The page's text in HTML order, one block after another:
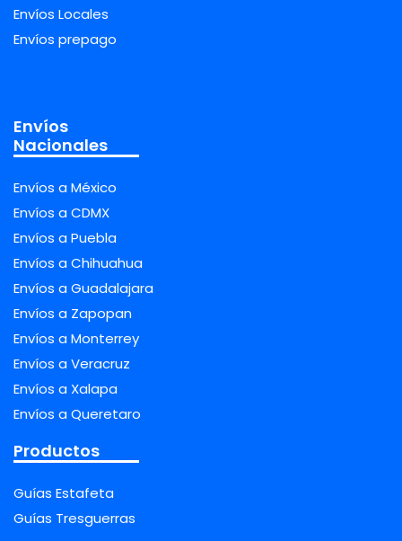
Envíos Locales
Envíos prepago
Envíos
Nacionales
Envíos a México
Envíos a CDMX
Envíos a Puebla
Envíos a Chihuahua
Envíos a Guadalajara
Envíos a Zapopan
Envíos a Monterrey
Envíos a Veracruz
Envíos a Xalapa
Envíos a Queretaro
Productos
Guías Estafeta
Guías Tresguerras